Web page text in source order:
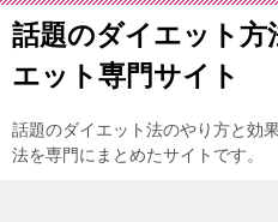
話題のダイエット方
エット専門サイト
話題のダイエット法のやり方と効
法を専門にまとめたサイトです。